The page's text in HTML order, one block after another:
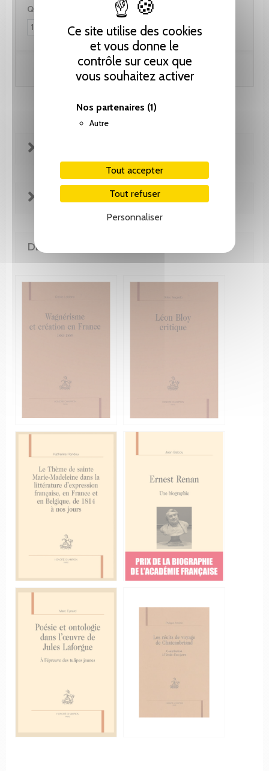
Ce site utilise des cookies
et vous donne le
contrôle sur ceux que
vous souhaitez activer
Nos partenaires (1)
Autre
Tout accepter
Tout refuser
Personnaliser
Quantité :
Ajouter au panier
EXTRAITS
DE LA MÊME COLLECTION